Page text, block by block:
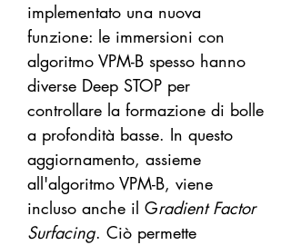
implementato una nuova
funzione: le immersioni con
algoritmo VPM-B spesso hanno
diverse Deep STOP per
controllare la formazione di bolle
a profondità basse. In questo
aggiornamento, assieme
all'algoritmo VPM-B, viene
incluso anche il Gradient Factor
Surfacing. Ciò permette